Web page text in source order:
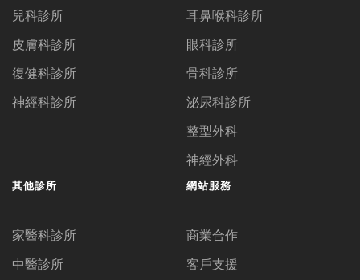
兒科診所
皮膚科診所
復健科診所
神經科診所
耳鼻喉科診所
眼科診所
骨科診所
泌尿科診所
整型外科
神經外科
其他診所
家醫科診所
中醫診所
網站服務
商業合作
客戶支援